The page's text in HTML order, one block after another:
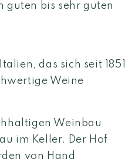
guten bis sehr guten
das sich seit 1851
Weine
Weinbau
im Keller. Der Hof
von Hand